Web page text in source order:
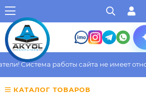
Система работы сайта не имеет
КАТАЛОГ ТОВАРОВ